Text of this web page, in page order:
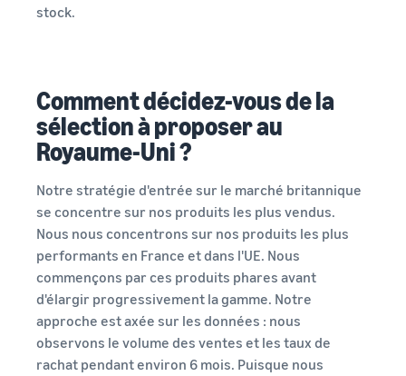
stock.
Comment décidez-vous de la
sélection à proposer au
Royaume-Uni ?
Notre stratégie d'entrée sur le marché britannique
se concentre sur nos produits les plus vendus.
Nous nous concentrons sur nos produits les plus
performants en France et dans l'UE. Nous
commençons par ces produits phares avant
d'élargir progressivement la gamme. Notre
approche est axée sur les données : nous
observons le volume des ventes et les taux de
rachat pendant environ 6 mois. Puisque nous